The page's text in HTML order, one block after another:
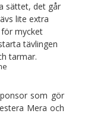
sättet, det går
lite extra
mycket
tävlingen
tarmar.
som gör
Mera och